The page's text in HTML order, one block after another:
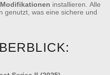
installieren. Alle
genutzt, was eine sichere und